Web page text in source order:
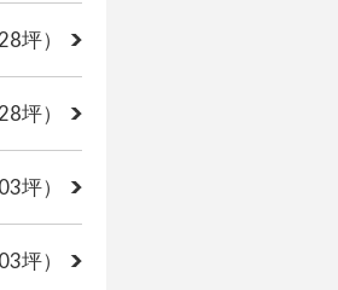
坪）
坪）
坪）
坪）